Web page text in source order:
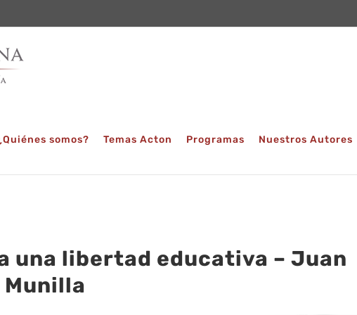
somos? Temas Acton Programas Nuestros Autores
una libertad educativa – Juan
Munilla